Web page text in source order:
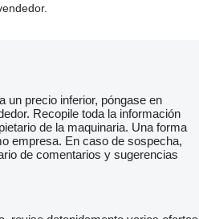
un precio inferior, póngase en
Recopile toda la información
de la maquinaria. Una forma
empresa. En caso de sospecha,
de comentarios y sugerencias